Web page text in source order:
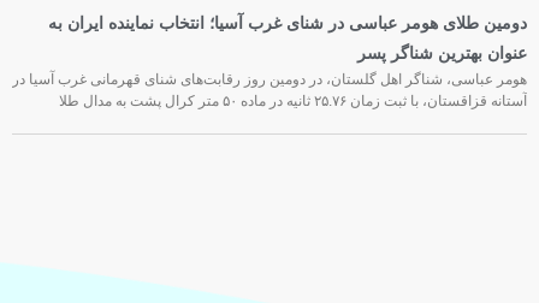
دومین طلای هومر عباسی در شنای غرب آسیا؛ انتخاب نماینده ایران به
عنوان بهترین شناگر پسر
هومر عباسی، شناگر اهل گلستان، در دومین روز رقابت‌های شنای قهرمانی غرب آسیا در
آستانه قزاقستان، با ثبت زمان ۲۵.۷۶ ثانیه در ماده ۵۰ متر کرال پشت به مدال طلا